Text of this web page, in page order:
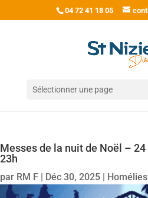
04 72 41 18 05
Sélectionner une page
Messes de la nuit de Noël –
23h
par RM F | Déc 30, 2025 | Homélies